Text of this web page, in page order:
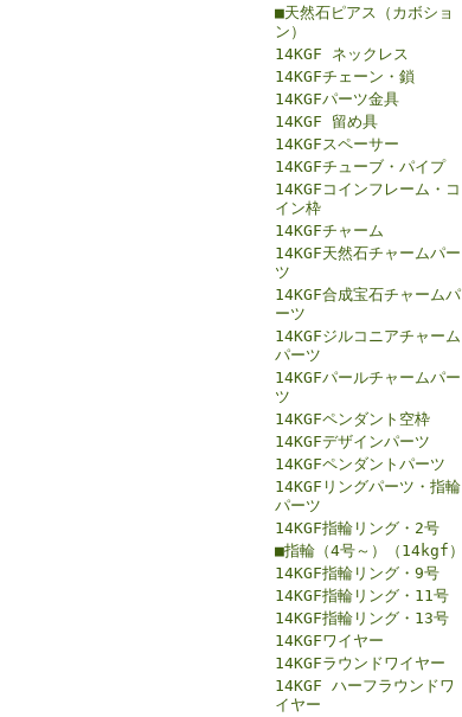
■天然石ピアス（カボショ
ン）
14KGF ネックレス
14KGFチェーン・鎖
14KGFパーツ金具
14KGF 留め具
14KGFスペーサー
14KGFチューブ・パイプ
14KGFコインフレーム・コ
イン枠
14KGFチャーム
14KGF天然石チャームパー
ツ
14KGF合成宝石チャームパ
ーツ
14KGFジルコニアチャーム
パーツ
14KGFパールチャームパー
ツ
14KGFペンダント空枠
14KGFデザインパーツ
14KGFペンダントパーツ
14KGFリングパーツ・指輪
パーツ
14KGF指輪リング・2号
■指輪（4号～）（14kgf）
14KGF指輪リング・9号
14KGF指輪リング・11号
14KGF指輪リング・13号
14KGFワイヤー
14KGFラウンドワイヤー
14KGF ハーフラウンドワ
イヤー